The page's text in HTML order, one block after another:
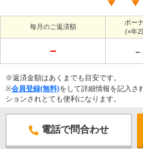
毎月のご返済額
ボー
(×年2
－ －
※返済金額はあくまでも目安です。
※会員登録(無料)をして詳細情報を記入さ
ションされとても便利になります。
電話で問合わせ